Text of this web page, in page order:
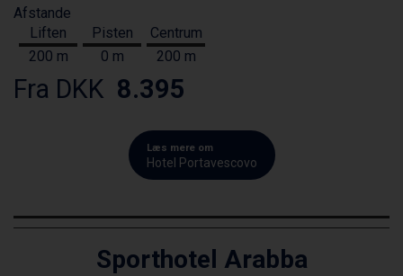
Afstande
Liften
200 m
Pisten
0 m
Centrum
200 m
Fra DKK 8.395
Læs mere om
Hotel Portavescovo
Sporthotel Arabba